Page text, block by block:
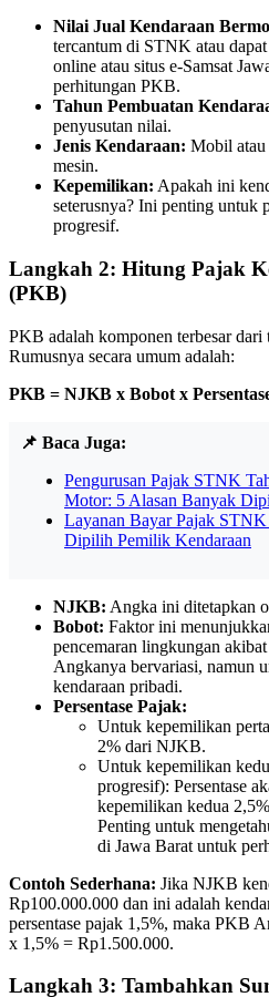
Nilai Jual Kendaraan
tercantum di STNK atau
online atau situs e-Samsat
perhitungan PKB.
Tahun Pembuatan
penyusutan nilai.
Jenis Kendaraan: Mobil atau
mesin.
Kepemilikan: Apakah ini
seterusnya? Ini penting untuk
progresif.
Langkah 2: Hitung Pajak
(PKB)
PKB adalah komponen terbesar dari
Rumusnya secara umum adalah:
PKB = NJKB x Bobot x
📌 Baca Juga:
Pengurusan Pajak STNK
Motor: 5 Alasan Banyak
Layanan Bayar Pajak
Dipilih Pemilik Kendaraan
NJKB: Angka ini ditetapkan
Bobot: Faktor ini
pencemaran lingkungan
Angkanya bervariasi, namun
kendaraan pribadi.
Persentase Pajak:
Untuk kepemilikan
2% dari NJKB.
Untuk kepemilikan
progresif): Persentase
kepemilikan kedua
Penting untuk
di Jawa Barat untuk
Contoh Sederhana: Jika NJKB
Rp100.000.000 dan ini adalah
persentase pajak 1,5%, maka PKB
x 1,5% = Rp1.500.000.
Langkah 3: Tambahkan